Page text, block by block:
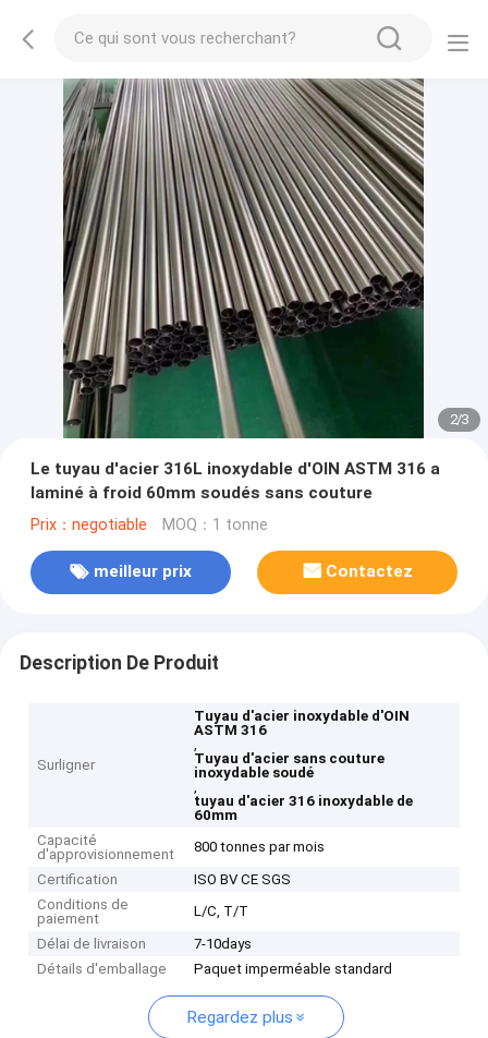
2/3
Le tuyau d'acier 316L inoxydable d'OIN ASTM 316 a
laminé à froid 60mm soudés sans couture
Prix：negotiable MOQ：1 tonne
meilleur prix Contactez
Description De Produit
Surligner
Tuyau d'acier inoxydable d'OIN
ASTM 316
,
Tuyau d'acier sans couture
inoxydable soudé
,
tuyau d'acier 316 inoxydable de
60mm
Capacité
d'approvisionnement
800 tonnes par mois
Certification
ISO BV CE SGS
Conditions de
paiement
L/C, T/T
Délai de livraison
7-10days
Détails d'emballage
Paquet imperméable standard
Regardez plus